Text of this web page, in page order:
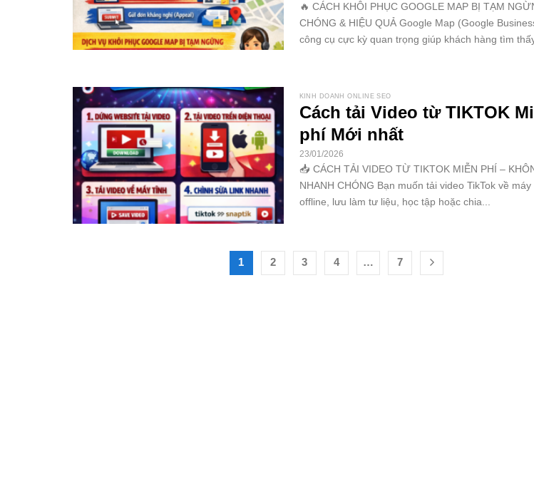
🔥 CÁCH KHÔI PHỤC GOOGLE MAP BỊ TẠM
CHÓNG & HIỆU QUẢ Google Map (Google
công cụ cực kỳ quan trọng giúp khách hàng tìm
KINH DOANH ONLINE SEO
Cách tải Video từ TIKTOK
phí Mới nhất
23/01/2026
📥 CÁCH TẢI VIDEO TỪ TIKTOK MIỄN PHÍ –
NHANH CHÓNG Bạn muốn tải video TikTok về máy
offline, lưu làm tư liệu, học tập hoặc chia...
1 2 3 4 … 7